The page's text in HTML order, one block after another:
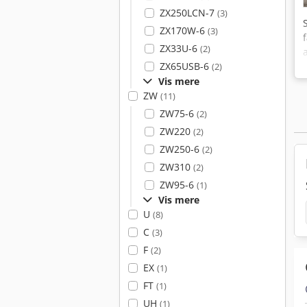
ZX250LCN-7 (3)
ZX170W-6 (3)
ZX33U-6 (2)
ZX65USB-6 (2)
Vis mere
ZW (11)
ZW75-6 (2)
ZW220 (2)
ZW250-6 (2)
ZW310 (2)
ZW95-6 (1)
Vis mere
U (8)
C (3)
F (2)
EX (1)
FT (1)
UH (1)